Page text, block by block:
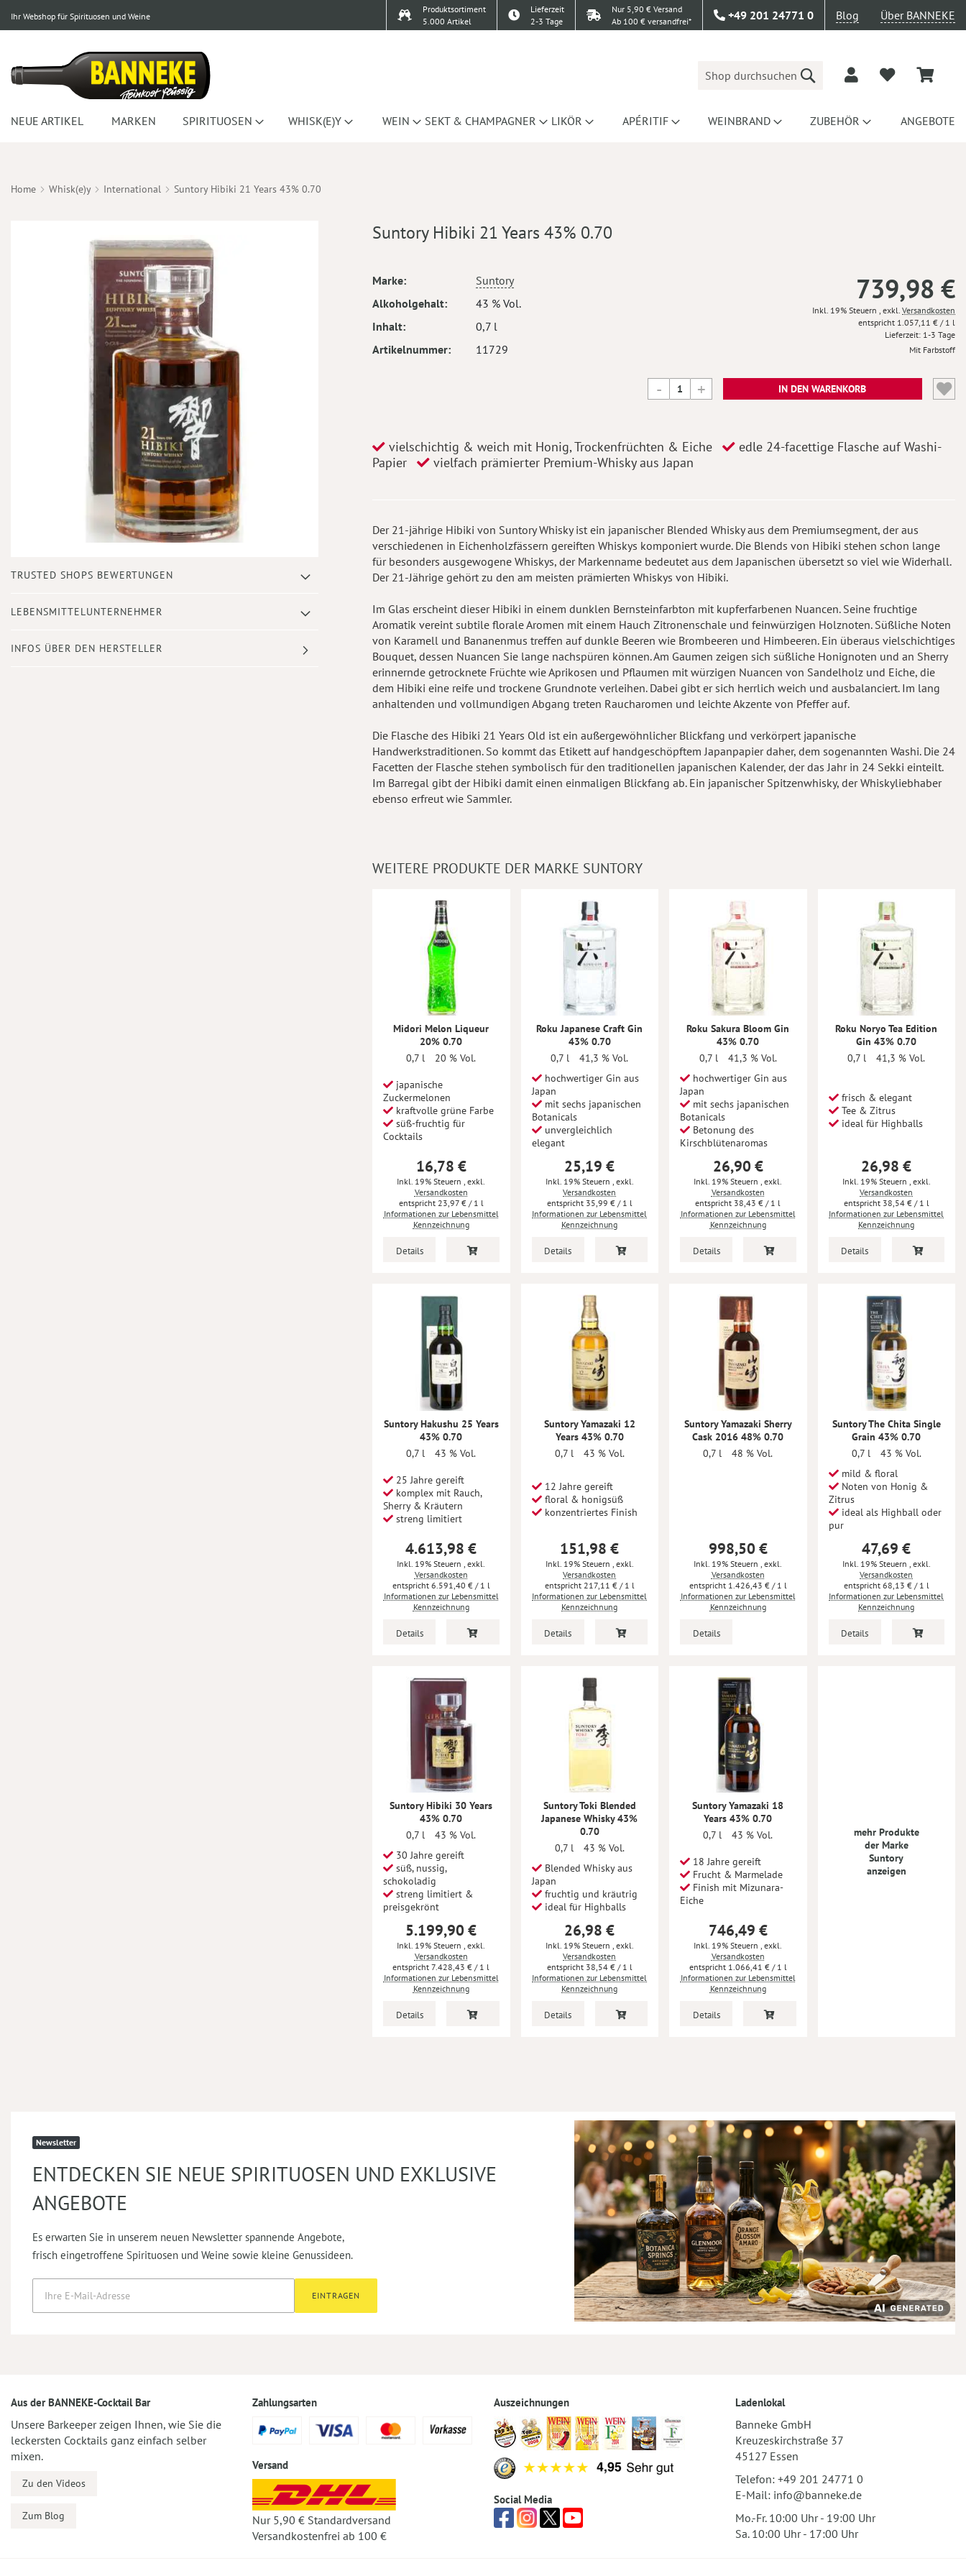
Ihr Webshop für Spirituosen und Weine
Produktsortiment
5.000 Artikel
Lieferzeit
2-3 Tage
Nur 5,90 € Versand
Ab 100 € versandfrei*
+49 201 24771 0 Blog Über BANNEKE
Suche
NEUE ARTIKEL MARKEN SPIRITUOSEN WHISK(E)Y WEIN SEKT & CHAMPAGNER LIKÖR APÉRITIF WEINBRAND ZUBEHÖR ANGEBOTE
Home Whisk(e)y International Suntory Hibiki 21 Years 43% 0.70
Anfang
Bildergalerie
TRUSTED SHOPS BEWERTUNGEN
LEBENSMITTELUNTERNEHMER
INFOS ÜBER DEN HERSTELLER
Suntory Hibiki 21 Years 43% 0.70
Mehr
Marke
Suntory
Alkoholgehalt
43 % Vol.
Inhalt
0,7 l
Artikelnummer
11729
739,98 €
Inkl. 19% Steuern , exkl. Versandkosten
1.057,11 € / 1 l
Lieferzeit 1-3 Tage
Mit Farbstoff
IN DEN WARENKORB
vielschichtig & weich mit Honig, Trockenfrüchten & Eiche
edle 24-facettige Flasche auf Washi-
Papier
vielfach prämierter Premium-Whisky aus Japan
Der 21-jährige Hibiki von Suntory Whisky ist ein japanischer Blended Whisky aus dem Premiumsegment, der aus
verschiedenen in Eichenholzfässern gereiften Whiskys komponiert wurde. Die Blends von Hibiki stehen schon lange
für besonders ausgewogene Whiskys, der Markenname bedeutet aus dem Japanischen übersetzt so viel wie Widerhall.
Der 21-Jährige gehört zu den am meisten prämierten Whiskys von Hibiki.
Im Glas erscheint dieser Hibiki in einem dunklen Bernsteinfarbton mit kupferfarbenen Nuancen. Seine fruchtige
Aromatik vereint subtile florale Aromen mit einem Hauch Zitronenschale und feinwürzigen Holznoten. Süßliche Noten
von Karamell und Bananenmus treffen auf dunkle Beeren wie Brombeeren und Himbeeren. Ein überaus vielschichtiges
Bouquet, dessen Nuancen Sie lange nachspüren können. Am Gaumen zeigen sich süßliche Honignoten und an Sherry
erinnernde getrocknete Früchte wie Aprikosen und Pflaumen mit würzigen Nuancen von Sandelholz und Eiche, die
dem Hibiki eine reife und trockene Grundnote verleihen. Dabei gibt er sich herrlich weich und ausbalanciert. Im lang
anhaltenden und vollmundigen Abgang treten Raucharomen und leichte Akzente von Pfeffer auf.
Die Flasche des Hibiki 21 Years Old ist ein außergewöhnlicher Blickfang und verkörpert japanische
Handwerkstraditionen. So kommt das Etikett auf handgeschöpftem Japanpapier daher, dem sogenannten Washi. Die 24
Facetten der Flasche stehen symbolisch für den traditionellen japanischen Kalender, der das Jahr in 24 Sekki einteilt.
Im Barregal gibt der Hibiki damit einen einmaligen Blickfang ab. Ein japanischer Spitzenwhisky, der Whiskyliebhaber
ebenso erfreut wie Sammler.
WEITERE PRODUKTE DER MARKE SUNTORY
Midori Melon Liqueur
20% 0.70
0,7 l
20 % Vol.
japanische
Zuckermelonen
kraftvolle grüne Farbe
süß-fruchtig für
Cocktails
16,78 €
Inkl. 19% Steuern, exkl.
Versandkosten
23,97 €/ 1 l
Informationen zur Lebensmittel
Kennzeichnung
Details
Roku Japanese Craft Gin
43% 0.70
0,7 l
41,3 % Vol.
hochwertiger Gin aus
Japan
mit sechs japanischen
Botanicals
unvergleichlich
elegant
25,19 €
Inkl. 19% Steuern , exkl.
Versandkosten
35,99 €/ 1 l
Informationen zur Lebensmittel
Kennzeichnung
Details
Roku Sakura Bloom Gin
43% 0.70
0,7 l
41,3 % Vol.
hochwertiger Gin aus
Japan
mit sechs japanischen
Botanicals
Betonung des
Kirschblütenaromas
26,90 €
Inkl. 19% Steuern, exkl.
Versandkosten
38,43 € / 1 l
Informationen zur Lebensmittel
Kennzeichnung
Details
Roku Noryo Tea Edition
Gin 43% 0.70
0,7 l
41,3 % Vol.
frisch & elegant
Tee & Zitrus
ideal für Highballs
26,98 €
Inkl. 19% Steuern , exkl.
Versandkosten
38,54 €/ 1 l
Informationen zur Lebensmittel
Kennzeichnung
Details
Suntory Hakushu 25 Years
43% 0.70
0,7 l
43 % Vol.
25 Jahre gereift
komplex mit Rauch,
Sherry & Kräutern
streng limitiert
4.613,98 €
Inkl. 19% Steuern
exkl.
Versandkosten
6.591,40 € / 1 l
Informationen zur Lebensmittel
Kennzeichnung
Details
Suntory Yamazaki 12
Years 43% 0.70
0,7 l
43 % Vol.
12 Jahre gereift
floral & honigsüß
konzentriertes Finish
151,98 €
Inkl. 19% Steuern exkl.
Versandkosten
217,11 € / 1 l
Informationen zur Lebensmittel
Kennzeichnung
Details
Suntory Yamazaki Sherry
Cask 2016 48% 0.70
0,7 l
48 % Vol.
998,50 €
Inkl. 19% Steuern
exkl.
Versandkosten
1.426,43 € / 1 l
Informationen zur Lebensmittel
Kennzeichnung
Details
Suntory The Chita Single
Grain 43% 0.70
0,7 l
43 % Vol.
mild & floral
Noten von Honig &
Zitrus
ideal als Highball oder
pur
47,69 €
Inkl. 19% Steuern exkl.
Versandkosten
68,13 € / 1 l
Informationen zur Lebensmittel
Kennzeichnung
Details
Suntory Hibiki 30 Years
43% 0.70
0,7 l
43 % Vol.
30 Jahre gereift
süß, nussig,
schokoladig
streng limitiert &
preisgekrönt
5.199,90 €
Inkl. 19% Steuern, exkl.
Versandkosten
7.428,43 € / 1 l
Informationen zur Lebensmittel
Kennzeichnung
Details
Suntory Toki Blended
Japanese Whisky 43%
0.70
0,7 l
43 % Vol.
Blended Whisky aus
Japan
fruchtig und kräutrig
ideal für Highballs
26,98 €
Inkl. 19% Steuern , exkl.
Versandkosten
38,54 €/ 1 l
Informationen zur Lebensmittel
Kennzeichnung
Details
Suntory Yamazaki 18
Years 43% 0.70
0,7 l
43 % Vol.
18 Jahre gereift
Frucht & Marmelade
Finish mit Mizunara-
Eiche
746,49 €
Inkl. 19% Steuern, exkl.
Versandkosten
1.066,41 €/ 1 l
Informationen zur Lebensmittel
Kennzeichnung
Details
mehr Produkte
der Marke
Suntory
anzeigen
Newsletter
ENTDECKEN SIE NEUE SPIRITUOSEN UND EXKLUSIVE
ANGEBOTE
Es erwarten Sie in unserem neuen Newsletter spannende Angebote,
frisch eingetroffene Spirituosen und Weine sowie kleine Genussideen.
EINTRAGEN
Aus der BANNEKE-Cocktail Bar
Unsere Barkeeper zeigen Ihnen, wie Sie die
leckersten Cocktails ganz einfach selber
mixen.
Zu den Videos
Zum Blog
Zahlungsarten
Versand
Nur 5,90 € Standardversand
Versandkostenfrei ab 100 €
Auszeichnungen
Social Media
Ladenlokal
Banneke GmbH
Kreuzeskirchstraße 37
45127 Essen
Telefon: +49 201 24771 0
E-Mail: info@banneke.de
Mo.-Fr. 10:00 Uhr - 19:00 Uhr
Sa. 10:00 Uhr - 17:00 Uhr